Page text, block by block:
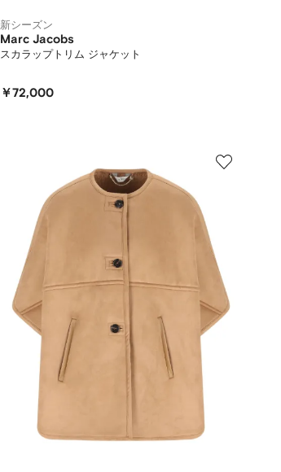
新シーズン
Marc Jacobs
スカラップトリム ジャケット
￥72,000